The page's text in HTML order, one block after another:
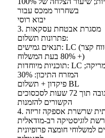
בשחרור ממכס עבור
יבוא רוסי
3. מסגרת אבטחת עסקאות
פתרונות תשלום:
תנאים גמישים: LC (מבט ראשון/טווח קצר), TT (20% מקדמה
+ 80% בעת המשלוח)
תוכניות מיוחדות: LC של 90 יום לשווקים בדרום אמריקה;
המזרח התיכון: 30%
פיקדון + תשלום BL
יישוב סכסוכים: פרוטוקול תגובה תוך 72 שעות לסכסוכים
הקשורים להזמנות
שרשרת אספקה ​​זריזה
אווירית: משלוח תוך 3 ימים למשלוחי חומצה פרופיונית